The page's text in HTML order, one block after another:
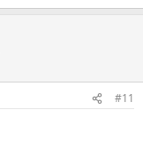
#11